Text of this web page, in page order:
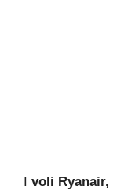
I voli Ryanair,